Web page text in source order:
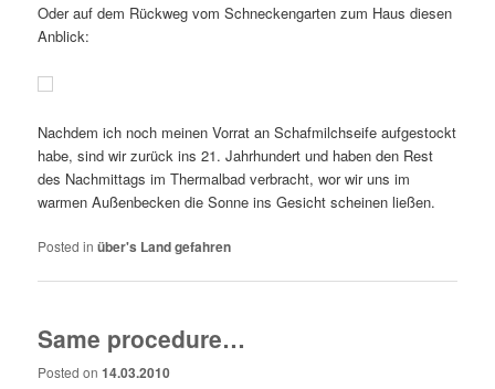
Oder auf dem Rückweg vom Schneckengarten zum Haus diesen
Anblick:
Nachdem ich noch meinen Vorrat an Schafmilchseife aufgestockt
habe, sind wir zurück ins 21. Jahrhundert und haben den Rest
des Nachmittags im Thermalbad verbracht, wor wir uns im
warmen Außenbecken die Sonne ins Gesicht scheinen ließen.
Posted in über's Land gefahren
Same procedure…
Posted on14.03.2010